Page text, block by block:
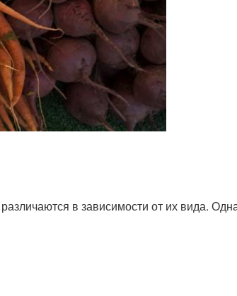
в зависимости от их вида.